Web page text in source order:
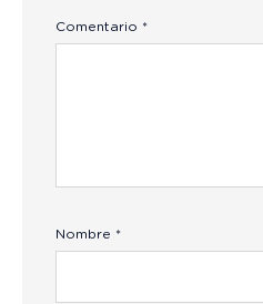
Comentario *
Nombre *